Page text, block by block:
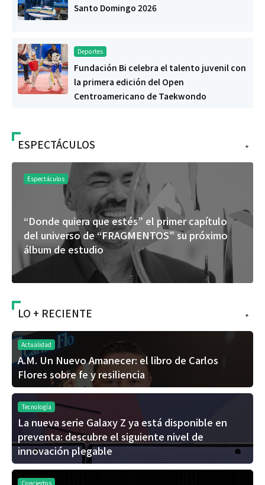
Santo Domingo 2026
Deportes
Fundación Bi celebra el talento juvenil con
la primera edición del Open
Centroamericano de Taekwondo
+
ESPECTÁCULOS
Espectáculos
“Donde quiera que estés” el primer capítulo
del universo de “FRAGMENTOS” su próximo
álbum de estudio
+
LO + RECIENTE
Actualidad
A.M. Un Nuevo Amanecer: el libro de Carlos
Flores sobre fe y resiliencia
Tecnología
La nueva serie Galaxy Z ya está disponible en
preventa: descubre el siguiente nivel de
innovación plegable
Conciertos